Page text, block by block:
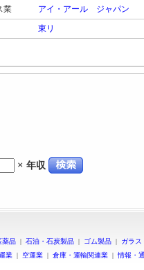
業
アイ・アール ジャパン
東リ
× 年収
薬品 | 石油・石炭製品 | ゴム製品 | ガラス
業 | 空運業 | 倉庫・運輸関連業 | 情報・